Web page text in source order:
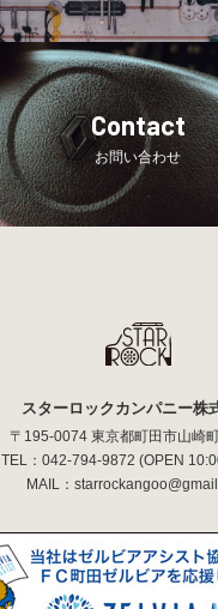
Contact
お問い合わせ
スターロックカンパニー株
〒195-0074 東京都町田市山崎
TEL： 042-794-9872 (OPEN
MAIL：